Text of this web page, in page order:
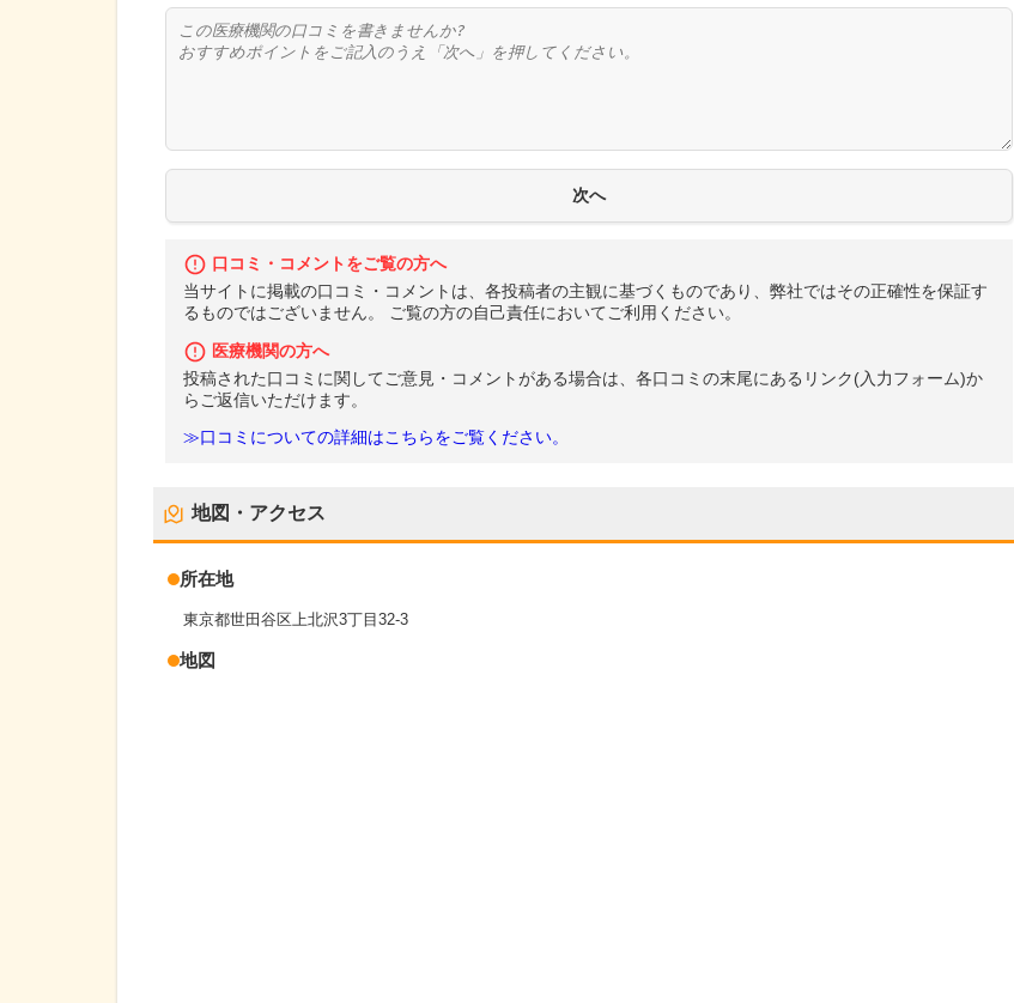
口コミ・コメントをご覧の方へ
当サイトに掲載の口コミ・コメントは、各投稿者の主観に基づくものであり、弊社ではその正確性を保証す
るものではございません。 ご覧の方の自己責任においてご利用ください。
医療機関の方へ
投稿された口コミに関してご意見・コメントがある場合は、各口コミの末尾にあるリンク(入力フォーム)か
らご返信いただけます。
≫口コミについての詳細はこちらをご覧ください。
地図・アクセス
所在地
東京都世田谷区上北沢3丁目32-3
地図